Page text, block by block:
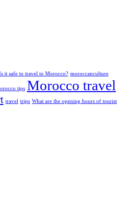
it safe to travel to Morocco? moroccanculture
tips Morocco travel
travel trips What are the opening hours of tourist